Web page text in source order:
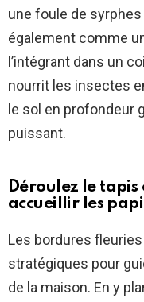
une foule de
également comme
l’intégrant dans un
nourrit les insectes
le sol en profondeur
puissant.
Déroulez le
accueillir les
Les bordures
stratégiques pour
de la maison. En y